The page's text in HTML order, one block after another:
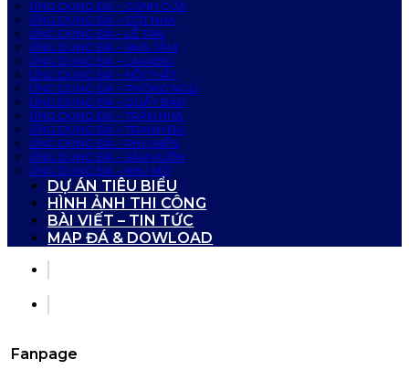
ỨNG DỤNG ĐÁ – CÁNH CỬA
ỨNG DỤNG ĐÁ – CỘT NHÀ
ỨNG DỤNG ĐÁ – LỄ TÂN
ỨNG DỤNG ĐÁ – NHÀ TẮM
ỨNG DỤNG ĐÁ – LAVABO
ỨNG DỤNG ĐÁ – NỘI THẤT
ỨNG DỤNG ĐÁ – PHÒNG NGỦ
ỨNG DỤNG ĐÁ – QUẦY BAR
ỨNG DỤNG ĐÁ – TRẦN NHÀ
ỨNG DỤNG ĐÁ – TRANH ĐÁ
ỨNG DỤNG ĐÁ – PHỤ KIỆN
ỨNG DỤNG ĐÁ – SÂN VƯỜN
ỨNG DỤNG ĐÁ – KHU MỘ
DỰ ÁN TIÊU BIỂU
HÌNH ẢNH THI CÔNG
BÀI VIẾT – TIN TỨC
MAP ĐÁ & DOWLOAD
Fanpage